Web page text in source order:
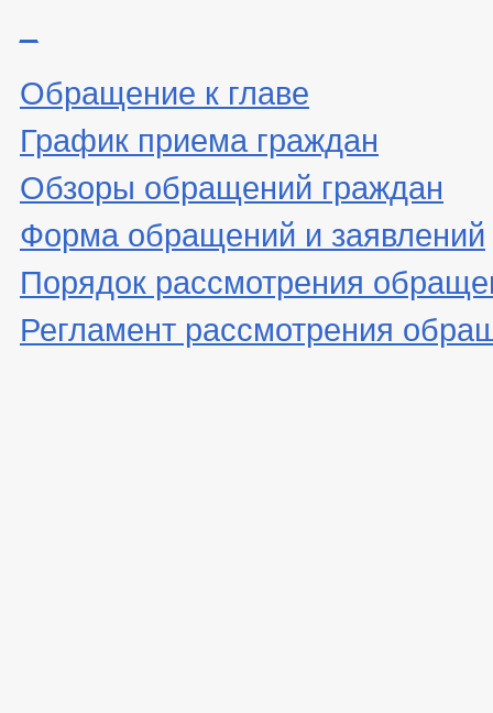
Обращение к главе
График приема граждан
Обзоры обращений граждан
Форма обращений и заявлений
Порядок рассмотрения
Регламент рассмотрения